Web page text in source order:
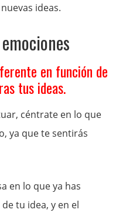
ideas.
en función de
tus ideas.
céntrate en lo que
ya que te sentirás
en lo que ya has
tu idea, y en el